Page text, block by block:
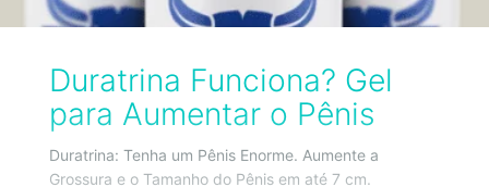
Duratrina Funciona? Gel
para Aumentar o Pênis
Duratrina: Tenha um Pênis Enorme. Aumente a
Grossura e o Tamanho do Pênis em até 7 cm.